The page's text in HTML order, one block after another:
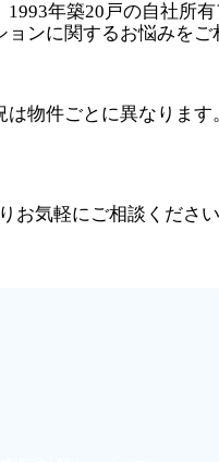
1993年築20戸の自社所
ンに関するお悩みをご
は物件ごとに異なりま
お気軽にご相談ください